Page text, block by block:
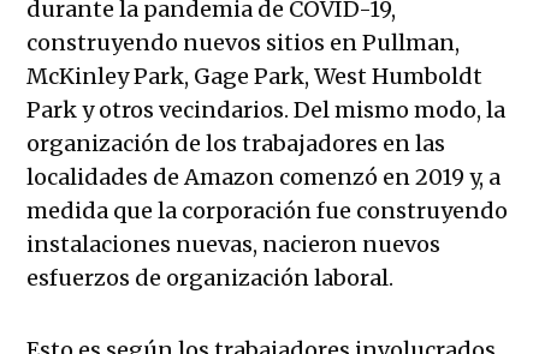
durante la pandemia de COVID-19,
construyendo nuevos sitios en Pullman,
McKinley Park, Gage Park, West Humboldt
Park y otros vecindarios. Del mismo modo, la
organización de los trabajadores en las
localidades de Amazon comenzó en 2019 y, a
medida que la corporación fue construyendo
instalaciones nuevas, nacieron nuevos
esfuerzos de organización laboral.